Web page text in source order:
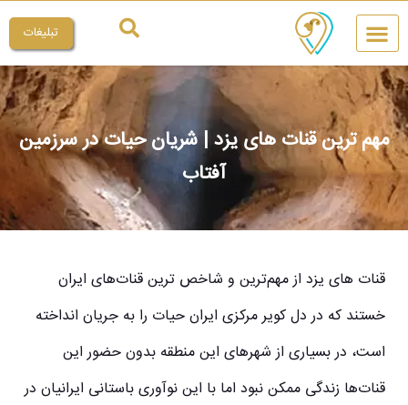
تبلیغات
مهم ترین قنات های یزد | شریان حیات در سرزمین
آفتاب
قنات های یزد از مهم‌ترین و شاخص ترین قنات‌های ایران
خستند که در دل کویر مرکزی ایران حیات را به جریان انداخته
است، در بسیاری از شهرهای این منطقه بدون حضور این
قنات‌ها زندگی ممکن نبود اما با این نوآوری باستانی ایرانیان در